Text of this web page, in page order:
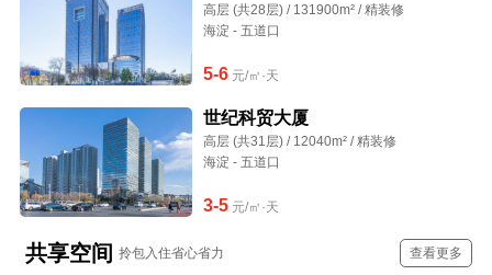
高层 (共28层) / 131900m² / 精装修
海淀 - 五道口
5-6元/㎡·天
世纪科贸大厦
高层 (共31层) / 12040m² / 精装修
海淀 - 五道口
3-5元/㎡·天
共享空间 拎包入住省心省力 查看更多